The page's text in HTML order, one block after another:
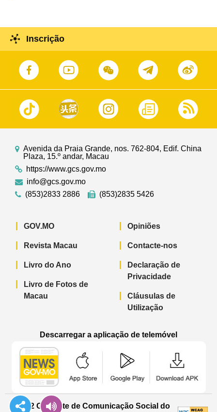
Inscrição
Avenida da Praia Grande, nos. 762-804, Edif. China
Plaza, 15.º andar, Macau
https://www.gcs.gov.mo
info@gcs.gov.mo
(853)2833 2886
(853)2835 5426
GOV.MO
Revista Macau
Livro do Ano
Livro de Fotos de
Macau
Opiniões
Contacte-nos
Declaração de
Privacidade
Cláusulas de
Utilização
Descarregar a aplicação de telemóvel
© 2022 Gabinete de Comunicação Social do